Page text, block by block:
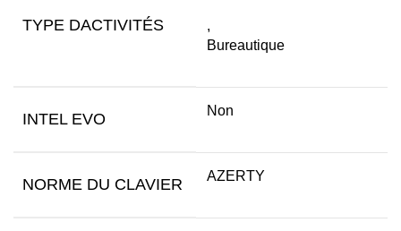
TYPE DACTIVITÉS
,
Bureautique
INTEL EVO Non
NORME DU CLAVIER AZERTY